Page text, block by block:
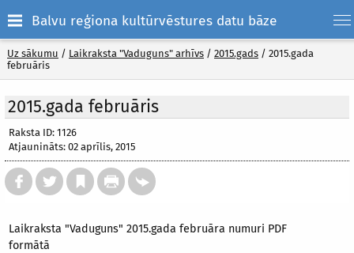
Balvu reģiona kultūrvēstures datu bāze
Uz sākumu / Laikraksta "Vaduguns" arhīvs / 2015.gads / 2015.gada
februāris
2015.gada februāris
Raksta ID: 1126
Atjaunināts: 02 aprīlis, 2015
Laikraksta "Vaduguns" 2015.gada februāra numuri PDF
formātā